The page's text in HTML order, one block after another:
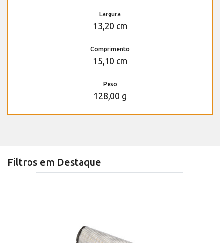
Largura
13,20 cm
Comprimento
15,10 cm
Peso
128,00 g
Filtros em Destaque